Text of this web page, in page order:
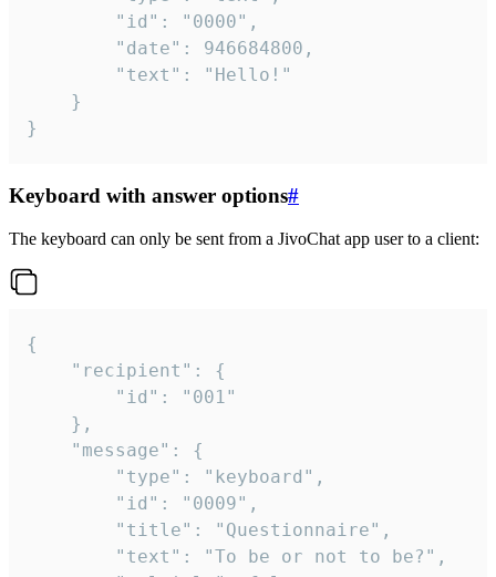
}
Keyboard with answer options#
The keyboard can only be sent from a JivoChat app user to a client:
{